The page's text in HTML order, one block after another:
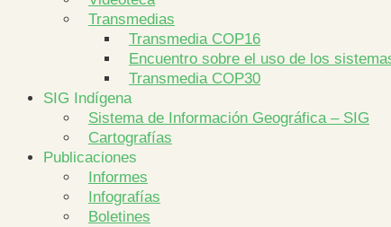
Transmedias
Transmedia COP16
Encuentro sobre el uso de los
Transmedia COP30
SIG Indígena
Sistema de Información Geográfica – SIG
Cartografías
Publicaciones
Informes
Infografías
Boletines